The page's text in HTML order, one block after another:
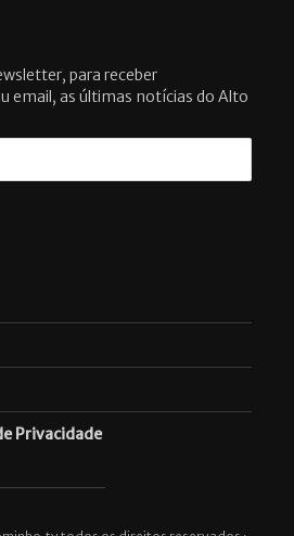
para receber
email, as últimas notícias do Alto
Privacidade